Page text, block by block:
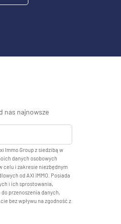
nas najnowsze
Immo Group z siedzibą w
danych osobowych
celu i zakresie niezbędnym
od AXI IMMO. Posiada
i ich sprostowania,
przenoszenia danych,
bez wpływu na zgodność z